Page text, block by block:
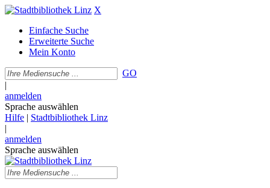
X
Einfache Suche
Erweiterte Suche
Mein Konto
GO
|
anmelden
Sprache auswählen
Hilfe | Stadtbibliothek Linz
|
anmelden
Sprache auswählen